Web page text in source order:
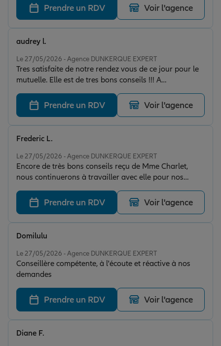
Prendre un RDV Voir l'agence
Le 27/05/2026 - Agence DUNKERQUE EXPERT
Tres satisfaite de notre rendez vous de ce jour pour le
mutuelle. Elle est de tres bons conseils !!! A
recommander ++++
audrey l.
Prendre un RDV Voir l'agence
Le 27/05/2026 - Agence DUNKERQUE EXPERT
Encore de très bons conseils reçu de Mme Charlet,
nous continuerons à travailler avec elle pour nos
futurs projets.
Frederic L.
Prendre un RDV Voir l'agence
Le 27/05/2026 - Agence DUNKERQUE EXPERT
Conseillère compétente, à l'écoute et réactive à nos
demandes
Domilulu
Prendre un RDV Voir l'agence
Diane F.